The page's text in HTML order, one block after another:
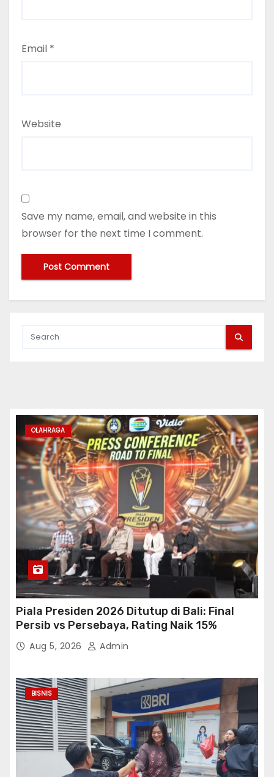
Email *
Website
Save my name, email, and website in this
browser for the next time I comment.
OLAHRAGA
Piala Presiden 2026 Ditutup di Bali: Final
Persib vs Persebaya, Rating Naik 15%
Aug 5, 2026 Admin
BISNIS